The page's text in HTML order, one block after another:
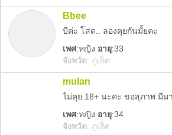
Bbee
บีค่ะ โสด.. ลองคุยกันมั้ยคะ
เพศ:หญิง อายุ:33
จังหวัด: ภูเก็ต
mulan
ไม่คุย 18+ นะคะ ขอสุภาพ มีม
เพศ:หญิง อายุ:34
จังหวัด: ภูเก็ต